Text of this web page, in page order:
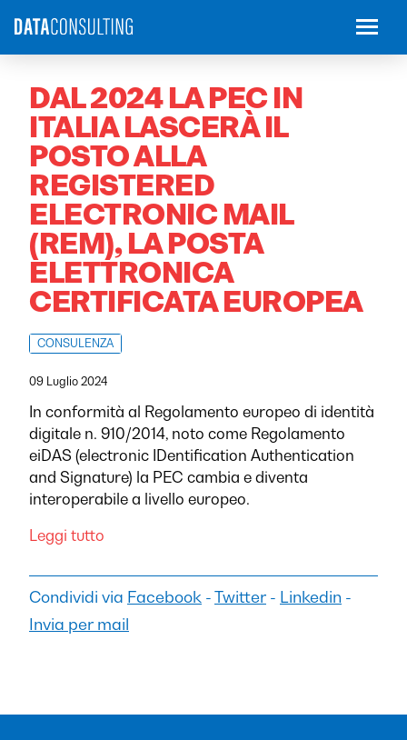
DAL 2024 LA PEC IN
ITALIA LASCERÀ IL
POSTO ALLA
REGISTERED
ELECTRONIC MAIL
(REM), LA POSTA
ELETTRONICA
CERTIFICATA EUROPEA
CONSULENZA
09 Luglio 2024
In conformità al Regolamento europeo di identità
digitale n. 910/2014, noto come Regolamento
eiDAS (electronic IDentification Authentication
and Signature) la PEC cambia e diventa
interoperabile a livello europeo.
Leggi tutto
Condividi via Facebook - Twitter - Linkedin -
Invia per mail